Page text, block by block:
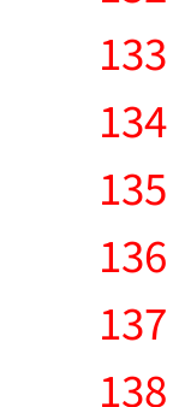
133
134
135
136
137
138